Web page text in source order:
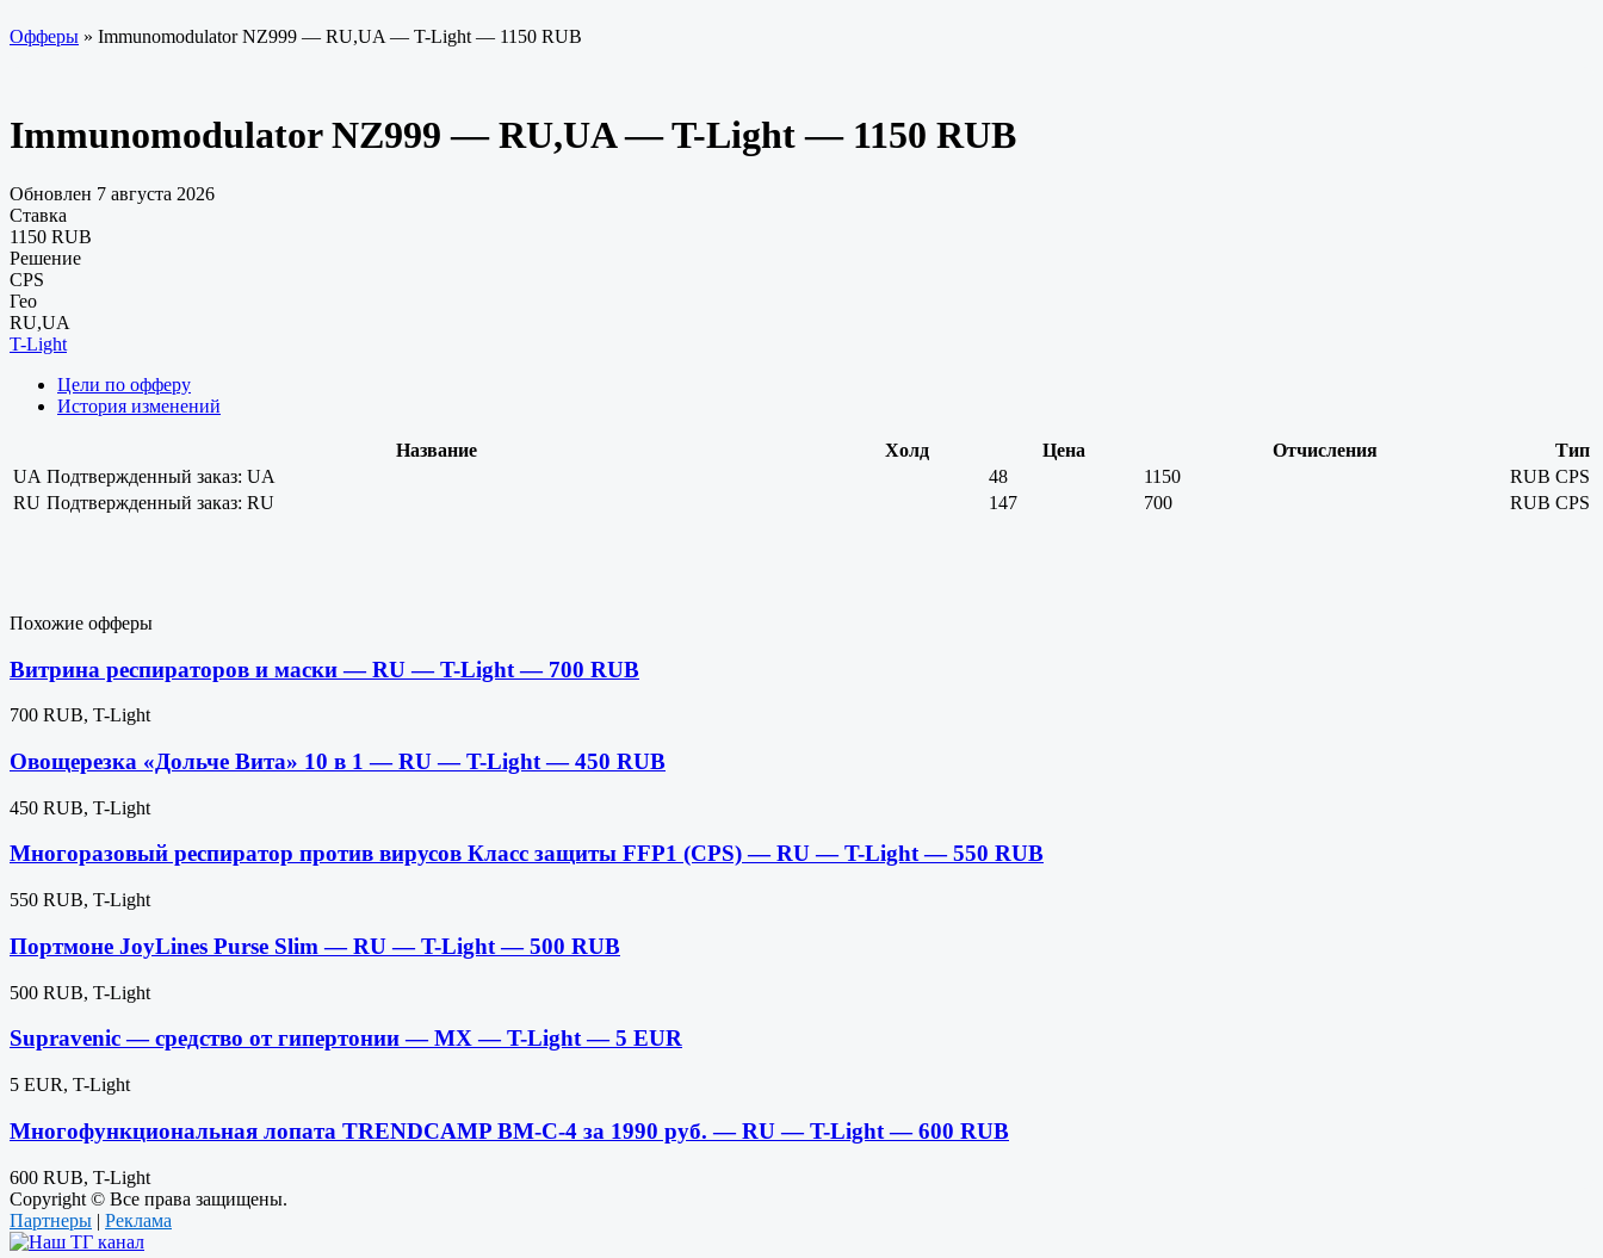
Офферы » Immunomodulator NZ999 — RU,UA — T-Light — 1150 RUB
Immunomodulator NZ999 — RU,UA — T-Light — 1150 RUB
Обновлен 7 августа 2026
Ставка
1150 RUB
Решение
CPS
Гео
RU,UA
T-Light
Цели по офферу
История изменений
Название Холд Цена Отчисления
Тип
UA Подтвержденный заказ: UA 48 1150 RUB CPS
RU Подтвержденный заказ: RU 147 700 RUB CPS
Похожие офферы
Витрина респираторов и маски — RU — T-Light — 700 RUB
700 RUB, T-Light
Овощерезка «Дольче Вита» 10 в 1 — RU — T-Light — 450 RUB
450 RUB, T-Light
Многоразовый респиратор против вирусов Класс защиты FFP1 (CPS) — RU — T-Light — 550 RUB
550 RUB, T-Light
Портмоне JoyLines Purse Slim — RU — T-Light — 500 RUB
500 RUB, T-Light
Supravenic — средство от гипертонии — MX — T-Light — 5 EUR
5 EUR, T-Light
Многофункциональная лопата TRENDCAMP BM-C-4 за 1990 руб. — RU — T-Light — 600 RUB
600 RUB, T-Light
Copyright © Все права защищены.
Партнеры | Реклама